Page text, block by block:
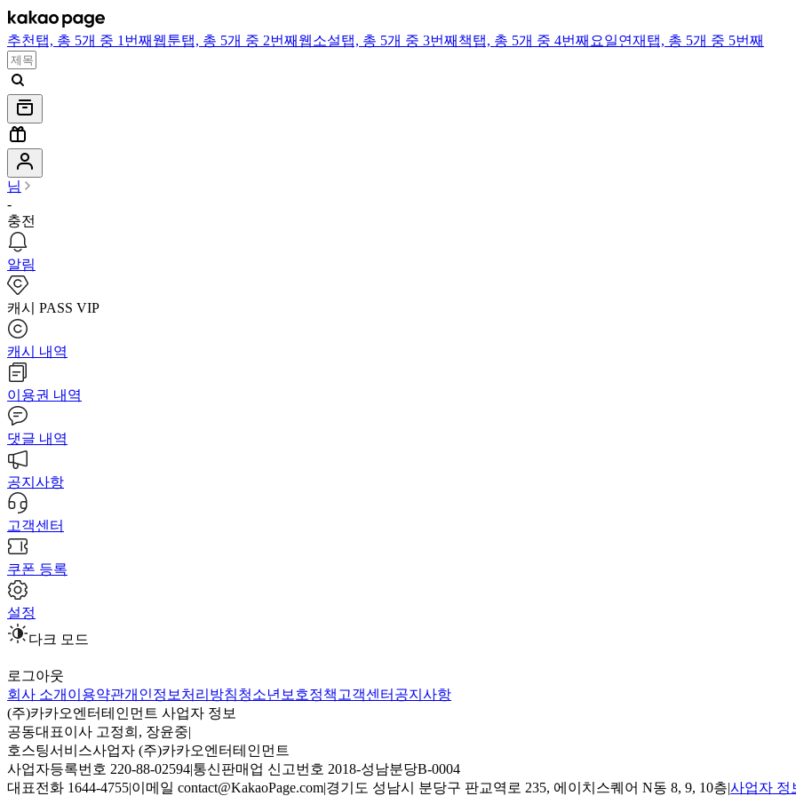
추천 탭, 총 5개 중 1번째 웹툰탭, 총 5개 중 2번째 웹소설탭, 총 5개 중 3번째 책탭, 총 5개 중 4번째 요일연재 탭, 총 5개 중 5번째
님
-
충전
알림
캐시 PASS VIP
캐시 내역
이용권 내역
댓글 내역
공지사항
고객센터
쿠폰 등록
설정
다크 모드
로그아웃
회사 소개 이용약관개인정보처리방침청소년보호정책 고객센터 공지사항
(주)카카오엔터테인먼트 사업자 정보
공동대표이사 고정희, 장윤중|
호스팅서비스사업자 (주)카카오엔터테인먼트
사업자등록번호 220-88-02594|통신판매업 신고번호 2018-성남분당B-0004
대표전화 1644-4755|이메일 contact@KakaoPage.com|경기도 성남시 분당구 판교역로 235, 에이치스퀘어 N동 8, 9, 10층|사업자 정